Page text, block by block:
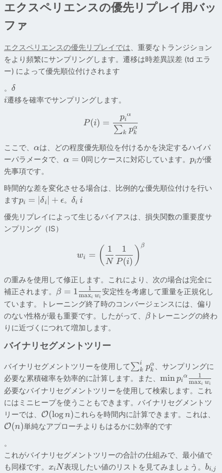
エクスペリエンスの優先リプレイ用バッ
ファ
エクスペリエンスの優先リプレイでは、重要なトランジション
をより頻繁にサンプリングします。遷移は時差異誤差 (td エラ
ー) によって優先順位付けされます
。 δ
i遷移を確率でサンプリングします。
P (i) =
∑k pk
α
pi
α
ここで、 αは、どの程度優先順位を付けるかを決定するハイパ
ーパラメータで、 α = 0同じケースに対応しています。piが優
先事項です。
時間的な差を変化させる場合は、比例的な優先順位付けを行い
ますpi = ∣δi + ϵ。 δi i
優先リプレイによって生じるバイアスは、損失関数の重要度サ
ンプリング（IS）
wi = ( N
1
P(i)
1 ) β
の重みを使用して修正します。これにより、次の場合は完全に
補正されます。
β = 1 maxi wi
1
安定性を考慮して重量を正規化し
ています。トレーニング終了時のコンバージェンスには、偏り
のない性格が最も重要です。したがって、
βトレーニングの終わ
りに近づくにつれて増加します。
バイナリセグメントツリー
バイナリセグメントツリーを使用して∑k
i pk
α
、サンプリングに
必要な累積確率を効率的に計算します。また、 minpi
α
maxi wi
1
必要なバイナリセグメントツリーを使用して検索します。これ
にはミニヒープを使うこともできます。バイナリセグメントツ
リーでは、
O(log n)これらを時間内に計算できます。これは、
O(n)単純なアプローチよりもはるかに効率的です
。
これがバイナリセグメントツリーの合計の仕組みで、最小値で
も同様です。 xiN表現したい値のリストを見てみましょう。 bi,j